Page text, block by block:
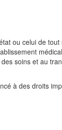
ou celui de
soins et au
à des droits